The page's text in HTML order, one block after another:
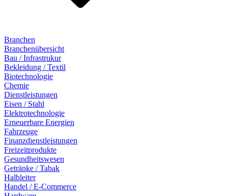
Branchen
Branchenübersicht
Bau / Infrastrukur
Bekleidung / Textil
Biotechnologie
Chemie
Dienstleistungen
Eisen / Stahl
Elektrotechnologie
Erneuerbare Energien
Fahrzeuge
Finanzdienstleistungen
Freizeitprodukte
Gesundheitswesen
Getränke / Tabak
Halbleiter
Handel / E-Commerce